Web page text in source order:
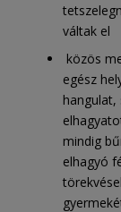
váltak el
közös
egész
hangulat,
mindig
elhagyó